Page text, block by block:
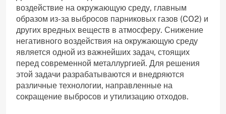
воздействие на окружающую среду‚ главным
образом из-за выбросов парниковых газов (CO2) и
других вредных веществ в атмосферу. Снижение
негативного воздействия на окружающую среду
является одной из важнейших задач‚ стоящих
перед современной металлургией. Для решения
этой задачи разрабатываются и внедряются
различные технологии‚ направленные на
сокращение выбросов и утилизацию отходов.